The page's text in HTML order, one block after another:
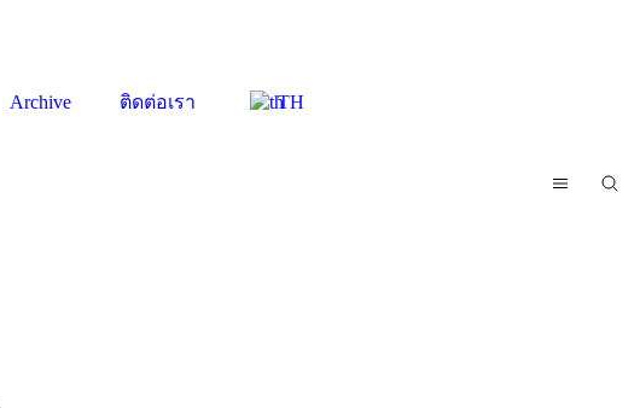
Archive ติดต่อเรา TH